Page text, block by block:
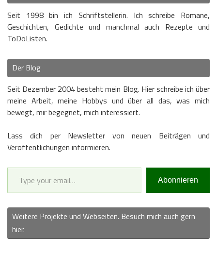
Seit 1998 bin ich Schriftstellerin. Ich schreibe Romane,
Geschichten, Gedichte und manchmal auch Rezepte und
ToDoListen.
Der Blog
Seit Dezember 2004 besteht mein Blog. Hier schreibe ich über
meine Arbeit, meine Hobbys und über all das, was mich
bewegt, mir begegnet, mich interessiert.
Lass dich per Newsletter von neuen Beiträgen und
Veröffentlichungen informieren.
Type your email…
Abonnieren
Weitere Projekte und Webseiten. Besuch mich auch gern
hier.